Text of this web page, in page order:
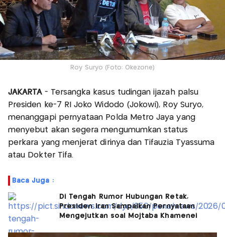
Roy Suryo (Foto: Okezone)
JAKARTA - Tersangka kasus tudingan ijazah palsu
Presiden ke-7 RI Joko Widodo (Jokowi), Roy Suryo,
menanggapi pernyataan Polda Metro Jaya yang
menyebut akan segera mengumumkan status
perkara yang menjerat dirinya dan Tifauzia Tyassuma
atau Dokter Tifa.
Baca Juga :
Di Tengah Rumor Hubungan Retak,
Presiden Iran Sampaikan Pernyataan
Mengejutkan soal Mojtaba Khamenei